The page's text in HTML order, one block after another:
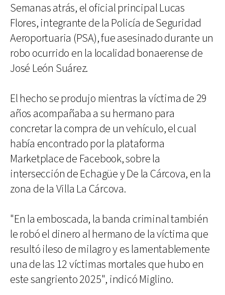
Semanas atrás, el oficial principal Lucas
Flores, integrante de la Policía de Seguridad
Aeroportuaria (PSA), fue asesinado durante un
robo ocurrido en la localidad bonaerense de
José León Suárez.
El hecho se produjo mientras la víctima de 29
años acompañaba a su hermano para
concretar la compra de un vehículo, el cual
había encontrado por la plataforma
Marketplace de Facebook, sobre la
intersección de Echagüe y De la Cárcova, en la
zona de la Villa La Cárcova.
"En la emboscada, la banda criminal también
le robó el dinero al hermano de la víctima que
resultó ileso de milagro y es lamentablemente
una de las 12 víctimas mortales que hubo en
este sangriento 2025", indicó Miglino.